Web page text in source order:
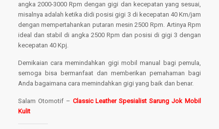
angka 2000-3000 Rpm dengan gigi dan kecepatan yang sesuai,
misalnya adalah ketika didi posisi gigi 3 di kecepatan 40 Km/jam
dengan mempertahankan putaran mesin 2500 Rpm. Artinya Rpm
ideal dan stabil di angka 2500 Rpm dan posisi di gigi 3 dengan
kecepatan 40 Kpj.
Demikaian cara memindahkan gigi mobil manual bagi pemula,
semoga bisa bermanfaat dan memberikan pemahaman bagi
Anda bagaimana cara memindahkan gigi yang baik dan benar.
Salam Otomotif – Classic Leather Spesialist Sarung Jok Mobil
Kulit